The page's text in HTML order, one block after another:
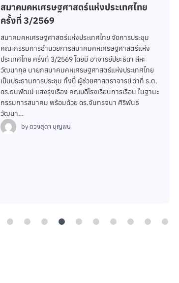
“Sourdough ขนมปังเพื่อคนรักษ์สุขภาพ”
โรงเรียนการเรือน มหาวิทยาลัยสวนดุสิต จัดกิจกรรม
Clubhouse ภายใต้หัวข้อ “Sourdough ขนมปังเพื่อคน
รักษ์สุขภาพ” เพื่อเปิดเวทีแลกเปลี่ยนองค์ความรู้ด้านการ
ทำขนมปังเพื่อสุขภาพ พร้อมถ่ายทอดหลักการผลิตขนมปัง
ซาวร์โดว์ที่อาศัยกระบวนการหมักตามธรรมชาติ ซึ่งช่วย
สร้างเอกลักษณ์ด้านรสชาติ เนื้อสัมผัส และคุณค่าทาง
โภชนาการ โดยได้รับเกียรติจาก คุณชนสิพัชญ์ กางอิ่มโชติ
พงศ์ จาก เจ่เจ๊คิทเช่น เป็นวิทยากรถ่ายทอดองค์ความรู้
และประสบการณ์ด้านการผลิตขนมปังซาวร์โดว์ ตั้งแต่หลัก
การเลี้ยงหัวเชื้อธรรมชาติ กระบวนการหมัก…